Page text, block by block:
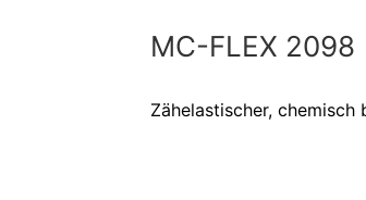
MC-FLEX 2098
Zähelastischer,